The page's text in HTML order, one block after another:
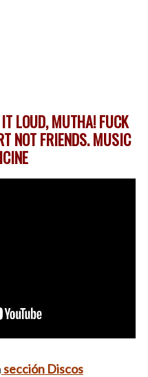
LOUD, MUTHA! FUCK
NOT FRIENDS. MUSIC
sección Discos